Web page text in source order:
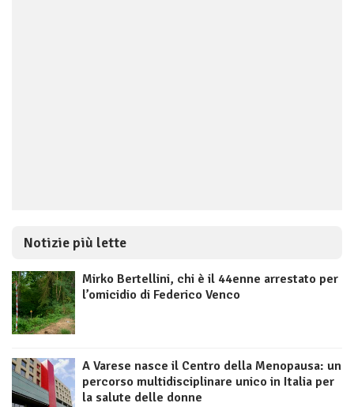
Notizie più lette
Mirko Bertellini, chi è il 44enne arrestato per
l’omicidio di Federico Venco
A Varese nasce il Centro della Menopausa: un
percorso multidisciplinare unico in Italia per
la salute delle donne